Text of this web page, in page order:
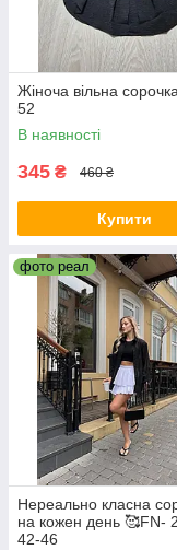
Жіноча вільна
52
В наявності
345 ₴ 460 ₴
Купити
фото реал
Нереально класна
на кожен день 🥰FN-
42-46